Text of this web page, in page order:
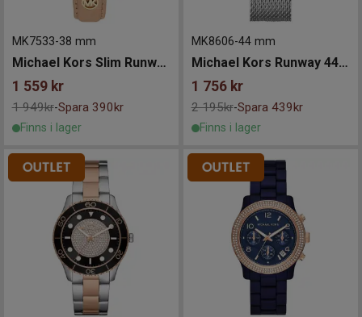
MK7533-38 mm
Michael Kors Slim Runway 38mm
1 559 kr
1 949kr-Spara 390kr
Finns i lager
MK8606-44 mm
Michael Kors Runway 44mm
1 756 kr
2 195kr-Spara 439kr
Finns i lager